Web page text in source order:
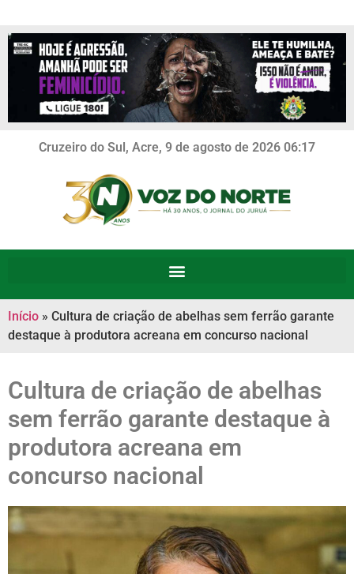
Cruzeiro do Sul, Acre, 9 de agosto de 2026 06:17
Início » Cultura de criação de abelhas sem ferrão garante
destaque à produtora acreana em concurso nacional
Cultura de criação de abelhas
sem ferrão garante destaque à
produtora acreana em
concurso nacional